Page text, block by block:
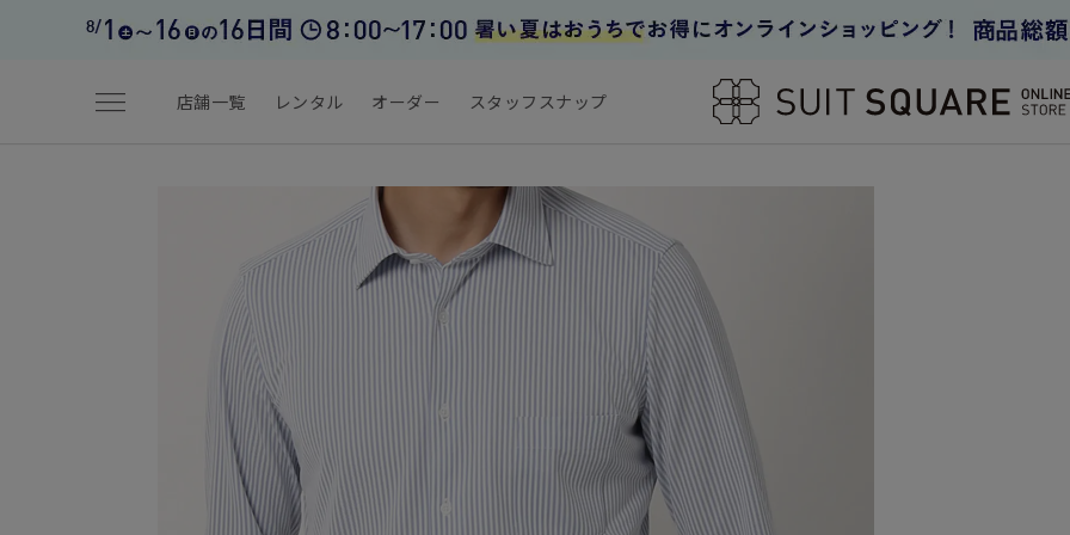
menu 店舗一覧 レンタル オーダー スタッフスナップ